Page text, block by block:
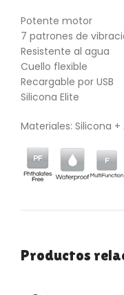
Potente motor
7 patrones de
Resistente al agua
Cuello flexible
Recargable por USB
Silicona Elite
Materiales: Silicona +
Productos